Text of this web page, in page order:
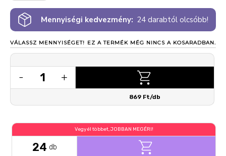
Mennyiségi kedvezmény: 24 darabtól olcsóbb!
VÁLASSZ MENNYISÉGET! EZ A TERMÉK MÉG NINCS A KOSARADBAN.
- 1 +
869 Ft/db
Vegyél többet, JOBBAN MEGÉRI!
24 db